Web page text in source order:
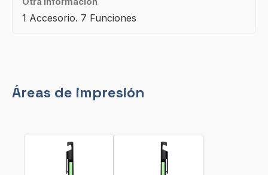
1 Accesorio. 7 Funciones
Áreas de impresión